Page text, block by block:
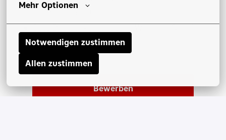
Mehr Optionen
Notwendigen zustimmen
Allen zustimmen
Hotelübernachtungen
Bewerben